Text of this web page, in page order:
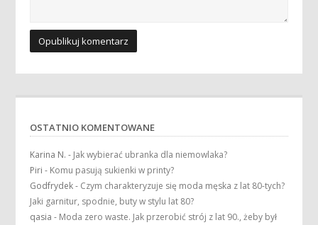
OSTATNIO KOMENTOWANE
Karina N. - Jak wybierać ubranka dla niemowlaka?
Piri - Komu pasują sukienki w printy?
Godfrydek- Czym charakteryzuje się moda męska z lat 80-tych?
Jaki garnitur, spodnie, buty w stylu lat 80?
qasia - Moda zero waste. Jak przerobić strój z lat 90., żeby był